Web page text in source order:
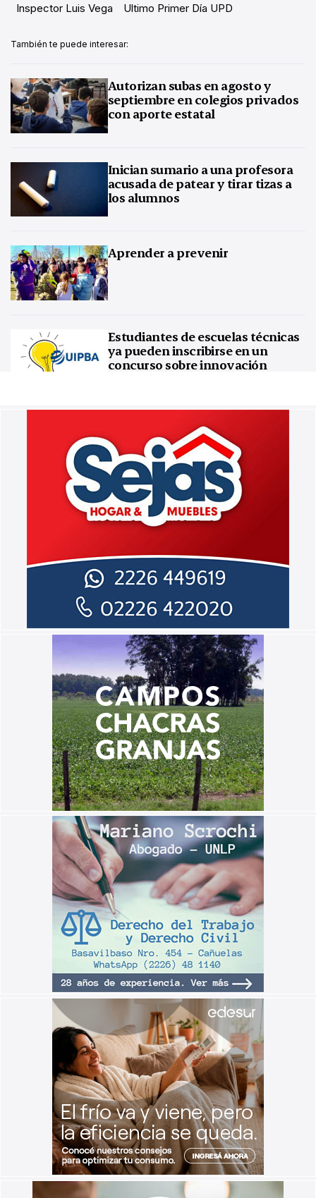
Inspector Luis Vega
Ultimo Primer Día UPD
También te puede interesar:
Autorizan subas en agosto y
septiembre en colegios privados
con aporte estatal
Inician sumario a una profesora
acusada de patear y tirar tizas a
los alumnos
Aprender a prevenir
Estudiantes de escuelas técnicas
ya pueden inscribirse en un
concurso sobre innovación